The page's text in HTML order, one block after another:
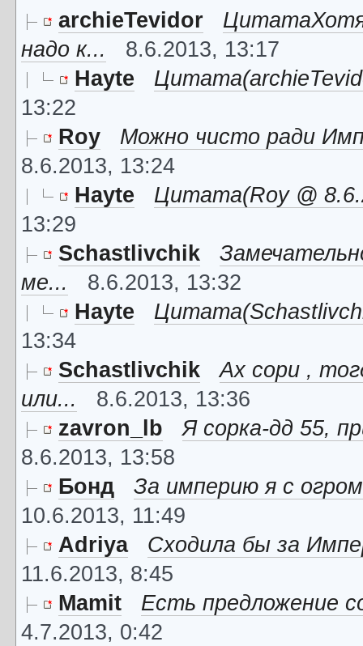
archieTevidor
надо к...
8.6.2013, 13:17
Hayte
13:22
Roy
Можно чисто ради
8.6.2013, 13:24
Hayte
Цитата(Roy @
13:29
Schastlivchik
ме...
8.6.2013, 13:32
Hayte
13:34
Schastlivchik
Ах сори ,
или...
8.6.2013, 13:36
zavron_lb
Я сорка-дд 55,
8.6.2013, 13:58
Бонд
За империю я с
10.6.2013, 11:49
Adriya
Сходила бы за
11.6.2013, 8:45
Mamit
Есть предложение
4.7.2013, 0:42